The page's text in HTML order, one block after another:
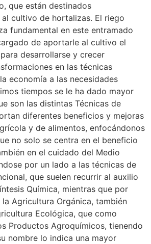
que están destinados
cultivo de hortalizas. El riego
fundamental en este entramado
de aportarle al cultivo el
desarrollarse y crecer
en las técnicas
economía a las necesidades
tiempos se le ha dado mayor
son las distintas Técnicas de
diferentes beneficios y mejoras
y de alimentos, enfocándonos
no solo se centra en el beneficio
en el cuidado del Medio
por un lado a las técnicas de
que suelen recurrir al auxilio
Química, mientras que por
Agricultura Orgánica, también
Ecológica, que como
Productos Agroquímicos, tienendo
nombre lo indica una mayor